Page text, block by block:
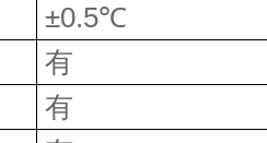
±0.5℃
有
有